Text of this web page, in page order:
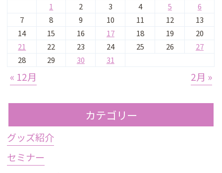
1 2 3 4 5
6
7
8 9 10 11 12
13
14
15 16 17 18 19
20
21
22 23 24 25 26
27
28
29 30 31
« 12月 2月 »
カテゴリー
グッズ紹介
セミナー